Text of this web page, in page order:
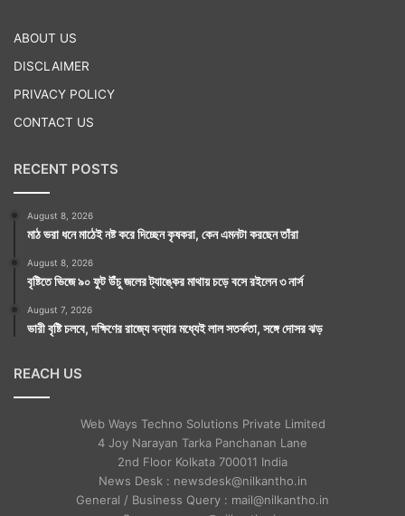
ABOUT US
DISCLAIMER
PRIVACY POLICY
CONTACT US
RECENT POSTS
August 8, 2026
মাঠ ভরা ধনে মাঠেই নষ্ট করে দিচ্ছেন কৃষকরা, কেন এমনটা করছেন তাঁরা
August 8, 2026
বৃষ্টিতে ভিজে ৯০ ফুট উঁচু জলের ট্যাঙ্কের মাথায় চড়ে বসে রইলেন ৩ নার্স
August 7, 2026
ভারী বৃষ্টি চলবে, দক্ষিণের রাজ্যে বন্যার মধ্যেই লাল সতর্কতা, সঙ্গে দোসর ঝড়
REACH US
Web Ways Techno Solutions Private Limited
4 Joy Narayan Tarka Panchanan Lane
2nd Floor Kolkata 700011 India
News Desk : newsdesk@nilkantho.in
General / Business Query : mail@nilkantho.in